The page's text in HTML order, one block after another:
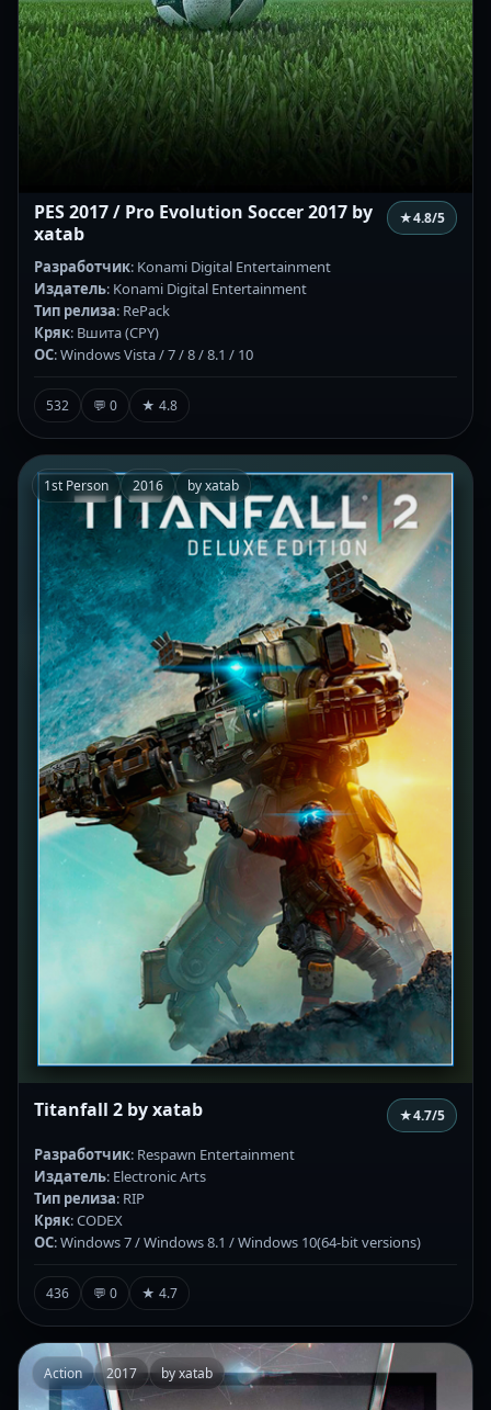
PES 2017 / Pro Evolution Soccer 2017 by
xatab
★4.8/5
Разработчик: Konami Digital Entertainment
Издатель: Konami Digital Entertainment
Тип релиза: RePack
Кряк: Вшита (CPY)
ОС: Windows Vista / 7 / 8 / 8.1 / 10
532 💬 0 ★ 4.8
1st Person 2016 by xatab
Titanfall 2 by xatab ★4.7/5
Разработчик: Respawn Entertainment
Издатель: Electronic Arts
Тип релиза: RIP
Кряк: CODEX
ОС: Windows 7 / Windows 8.1 / Windows 10(64-bit versions)
436 💬 0 ★ 4.7
Action 2017 by xatab